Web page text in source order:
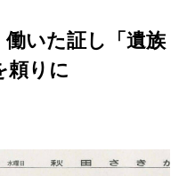
た証し「遺族
りに